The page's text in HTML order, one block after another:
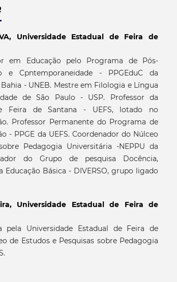
Universidade Estadual de Feira de
em Educação pelo Programa de Pós-
e Cpntemporaneidade - PPGEduC da
- UNEB. Mestre em Filologia e Língua
de São Paulo - USP. Professor da
Feira de Santana - UEFS, lotado no
Professor Permanente do Programa de
- PPGE da UEFS. Coordenador do Núlceo
Pedagogia Universitária -NEPPU da
do Grupo de pesquisa Docência,
Educação Básica - DIVERSO, grupo ligado
Universidade Estadual de Feira de
pela Universidade Estadual de Feira de
de Estudos e Pesquisas sobre Pedagogia